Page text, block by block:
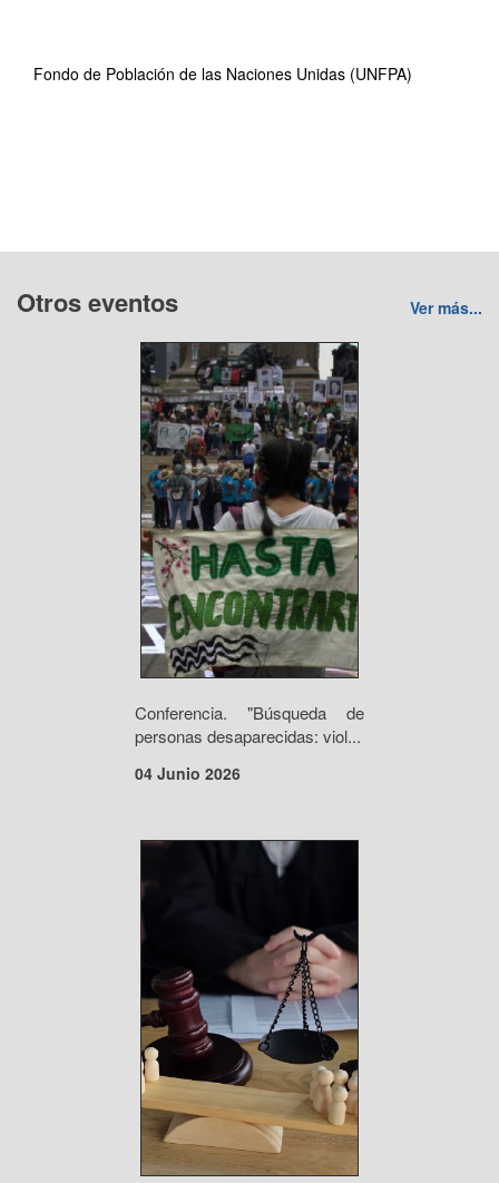
Fondo de Población de las Naciones Unidas (UNFPA)
Otros eventos Ver más...
Conferencia. "Búsqueda de
personas desaparecidas: viol...
04 Junio 2026